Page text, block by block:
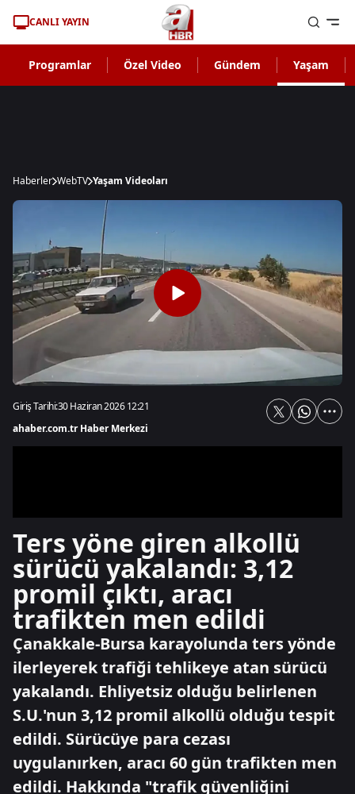
CANLI YAYIN
Programlar Özel Video Gündem Yaşam
Haberler WebTV Yaşam Videoları
Giriş Tarihi:30 Haziran 2026 12:21
ahaber.com.tr Haber Merkezi
Ters yöne giren alkollü
sürücü yakalandı: 3,12
promil çıktı, aracı
trafikten men edildi
Çanakkale-Bursa karayolunda ters yönde
ilerleyerek trafiği tehlikeye atan sürücü
yakalandı. Ehliyetsiz olduğu belirlenen
S.U.'nun 3,12 promil alkollü olduğu tespit
edildi. Sürücüye para cezası
uygulanırken, aracı 60 gün trafikten men
edildi. Hakkında "trafik güvenliğini